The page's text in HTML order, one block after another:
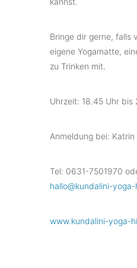
Bringe dir gerne, falls
eigene Yogamatte,
zu Trinken mit.
Uhrzeit: 18.45 Uhr bis
Anmeldung bei: Katrin
Tel: 0631-7501970
hallo@kundalini-
www.kundalini-yoga-